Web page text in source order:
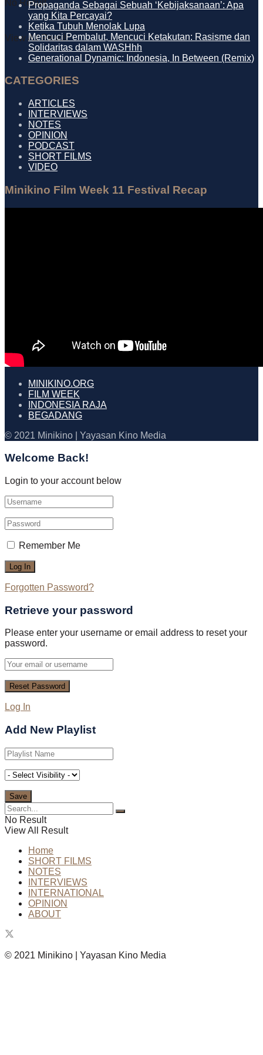
No Result
View All Result
Propaganda Sebagai Sebuah ‘Kebijaksanaan’: Apa
yang Kita Percayai?
Ketika Tubuh Menolak Lupa
Mencuci Pembalut, Mencuci Ketakutan: Rasisme dan
Solidaritas dalam WASHhh
Generational Dynamic: Indonesia, In Between (Remix)
CATEGORIES
ARTICLES
INTERVIEWS
NOTES
OPINION
PODCAST
SHORT FILMS
VIDEO
Minikino Film Week 11 Festival Recap
MINIKINO.ORG
FILM WEEK
INDONESIA RAJA
BEGADANG
© 2021 Minikino | Yayasan Kino Media
Welcome Back!
Login to your account below
Remember Me
Forgotten Password?
Retrieve your password
Please enter your username or email address to reset your
password.
Log In
Add New Playlist
No Result
View All Result
Home
SHORT FILMS
NOTES
INTERVIEWS
INTERNATIONAL
OPINION
ABOUT
© 2021 Minikino | Yayasan Kino Media